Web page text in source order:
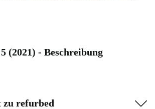
(2021) - Beschreibung
zu refurbed